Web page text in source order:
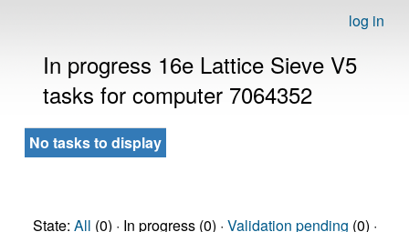
log in
In progress 16e Lattice Sieve V5
tasks for computer 7064352
No tasks to display
State: All (0) · In progress (0) · Validation pending (0) ·